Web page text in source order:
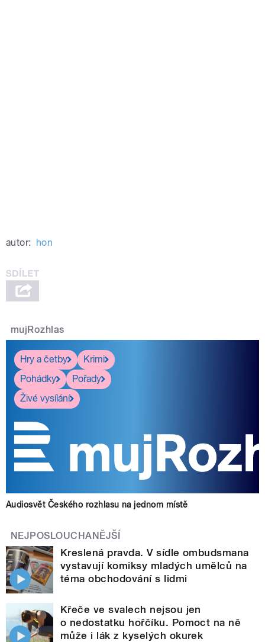
autor: hon
mujRozhlas
Hry a četby
Krimi
Pohádky
Pořady
Živé vysílání
Audiosvět Českého rozhlasu na jednom místě
NEJPOSLOUCHANĚJŠÍ
Kreslená pravda. V sídle ombudsmana
vystavují komiksy mladých umělců na
téma obchodování s lidmi
Křeče ve svalech nejsou jen
o nedostatku hořčíku. Pomoct na ně
může i lák z kyselých okurek